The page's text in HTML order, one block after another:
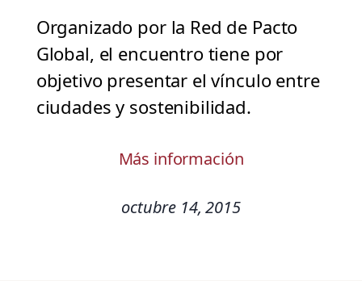
Organizado por la Red de Pacto
Global, el encuentro tiene por
objetivo presentar el vínculo entre
ciudades y sostenibilidad.
Más información
octubre 14, 2015